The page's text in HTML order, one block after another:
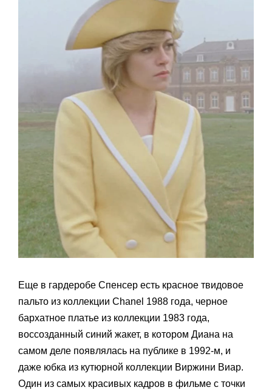
Еще в гардеробе Спенсер есть красное твидовое
пальто из коллекции Chanel 1988 года, черное
бархатное платье из коллекции 1983 года,
воссозданный синий жакет, в котором Диана на
самом деле появлялась на публике в 1992-м, и
даже юбка из кутюрной коллекции Виржини Виар.
Один из самых красивых кадров в фильме с точки